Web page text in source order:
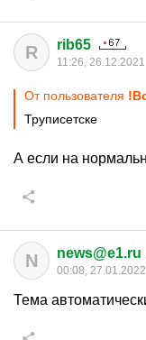
R rib65
11:26, 26.12.2021
От пользователя
Труписетске
А если на
N news@e1.ru
00:08, 27.01.2022
Тема